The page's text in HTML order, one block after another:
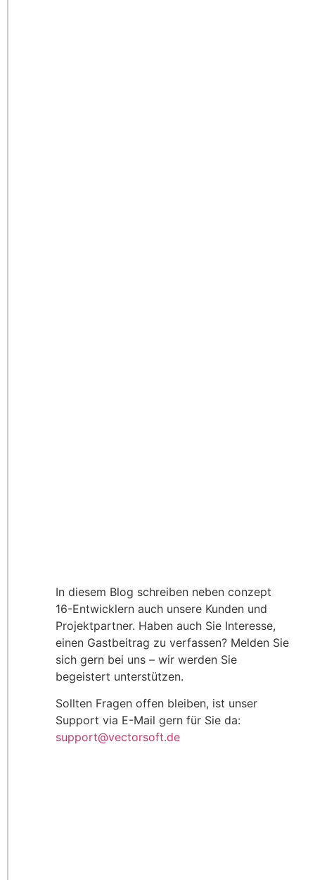
In diesem Blog schreiben neben conzept
16-Entwicklern auch unsere Kunden und
Projektpartner. Haben auch Sie Interesse,
einen Gastbeitrag zu verfassen? Melden Sie
sich gern bei uns – wir werden Sie
begeistert unterstützen.
Sollten Fragen offen bleiben, ist unser
Support via E-Mail gern für Sie da:
support@vectorsoft.de